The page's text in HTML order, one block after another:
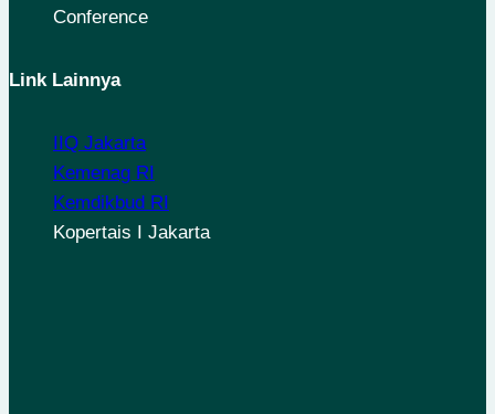
Conference
Link Lainnya
IIQ Jakarta
Kemenag RI
Kemdikbud RI
Kopertais I Jakarta